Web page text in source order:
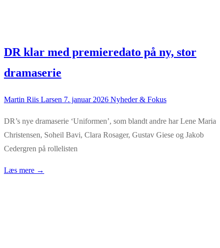
DR klar med premieredato på ny, stor
dramaserie
Martin Riis Larsen 7. januar 2026 Nyheder & Fokus
DR’s nye dramaserie ‘Uniformen’, som blandt andre har Lene Maria
Christensen, Soheil Bavi, Clara Rosager, Gustav Giese og Jakob
Cedergren på rollelisten
Læs mere →